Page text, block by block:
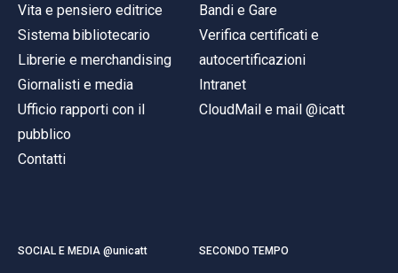
Vita e pensiero editrice
Sistema bibliotecario
Librerie e merchandising
Giornalisti e media
Ufficio rapporti con il
pubblico
Contatti
Bandi e Gare
Verifica certificati e
autocertificazioni
Intranet
CloudMail e mail @icatt
SOCIAL E MEDIA @unicatt SECONDO TEMPO